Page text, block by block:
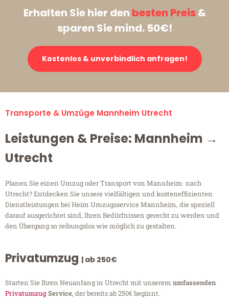
Erhalten Sie hier den besten Preis&
sparen Sie mind. 50€!
Kostenlos & unverbindlich anfragen!
Transporte & Umzüge Mannheim Utrecht
Leistungen & Preise: Mannheim →
Utrecht
Planen Sie einen Umzug oder Transport von Mannheim nach
Utrecht? Entdecken Sie unsere vielfältigen und kosteneffizienten
Dienstleistungen bei Heim Umzugsservice Mannheim, die speziell
darauf ausgerichtet sind, Ihren Bedürfnissen gerecht zu werden und
den Übergang so reibungslos wie möglich zu gestalten.
Privatumzug | ab 250€
Starten Sie Ihren Neuanfang in Utrecht mit unserem umfassenden
PrivatumzugService, der bereits ab 250€ beginnt.